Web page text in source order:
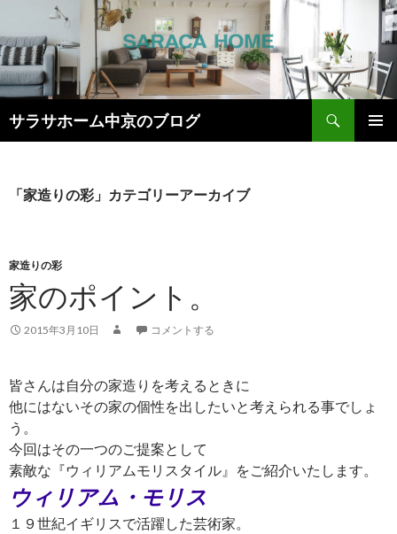
サラサホーム中京のブログ
索
ン
キ
ッ
プ
「家造りの彩」カテゴリーアーカイブ
家造りの彩
家のポイント。
2015年3月10日 コメントする
皆さんは自分の家造りを考えるときに
他にはないその家の個性を出したいと考えられる事でしょ
う。
今回はその一つのご提案として
素敵な『ウィリアムモリスタイル』をご紹介いたします。
ウィリアム・モリス
１９世紀イギリスで活躍した芸術家。